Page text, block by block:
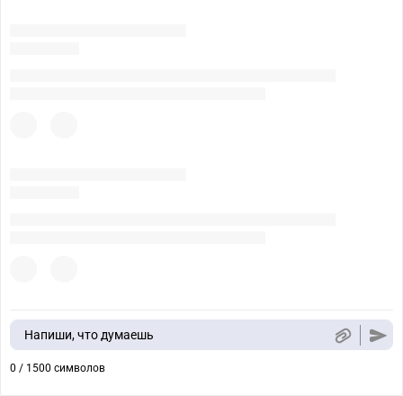
Напиши, что думаешь
0 / 1500 символов